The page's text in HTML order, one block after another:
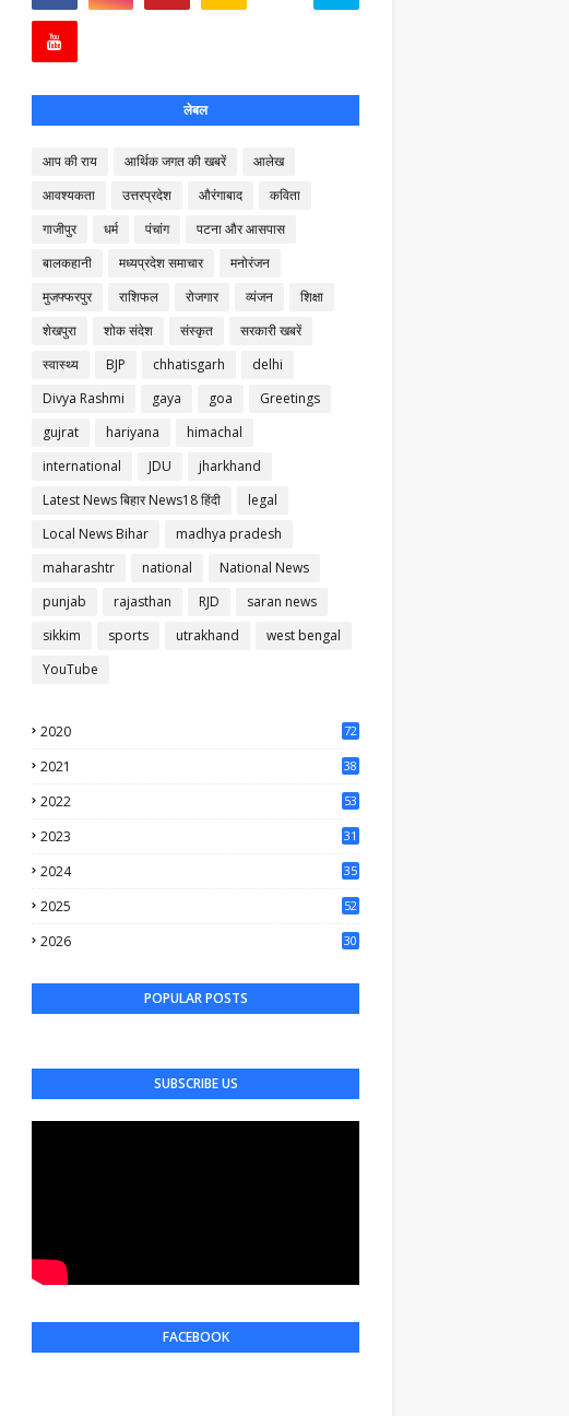
लेबल
आप की राय आर्थिक जगत की खबरें
आलेख
आवश्यकता
उत्तरप्रदेश औरंगाबाद
कविता
गाजीपुर
धर्म पंचांग
पटना और आसपास
बालकहानी
मध्यप्रदेश समाचार
मनोरंजन
मुजफ्फरपुर
राशिफल रोजगार व्यंजन
शिक्षा
शेखपुरा
शोक संदेश संस्कृत
सरकारी खबरें
स्वास्थ्य
BJP chhatisgarh
delhi
Divya Rashmi
gaya goa
Greetings
gujrat
hariyana
himachal
international
JDU
jharkhand
Latest News बिहार News18 हिंदी
legal
Local News Bihar
madhya pradesh
maharashtr
national
National News
punjab
rajasthan RJD
saran news
sikkim
sports utrakhand
west bengal
YouTube
2020
72
2021
38
2022
53
2023
31
2024
35
2025
52
2026
30
POPULAR POSTS
SUBSCRIBE US
FACEBOOK